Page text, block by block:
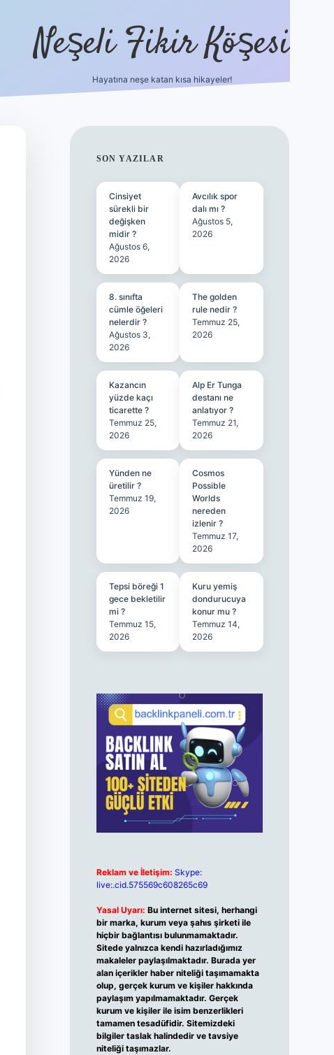
Neşeli Fikir Köşesi
Hayatına neşe katan kısa hikayeler!
SIDEBAR
SON YAZILAR
Cinsiyet
sürekli bir
değişken
midir ?
Ağustos 6,
2026
Avcılık spor
dalı mı ?
Ağustos 5,
2026
8. sınıfta
cümle öğeleri
nelerdir ?
Ağustos 3,
2026
The golden
rule nedir ?
Temmuz 25,
2026
Kazancın
yüzde kaçı
ticarette ?
Temmuz 25,
2026
Alp Er Tunga
destanı ne
anlatıyor ?
Temmuz 21,
2026
Yünden ne
üretilir ?
Temmuz 19,
2026
Cosmos
Possible
Worlds
nereden
izlenir ?
Temmuz 17,
2026
Tepsi böreği 1
gece bekletilir
mi ?
Temmuz 15,
2026
Kuru yemiş
dondurucuya
konur mu ?
Temmuz 14,
2026
Reklam ve İletişim: Skype:
live:.cid.575569c608265c69
Yasal Uyarı: Bu internet sitesi, herhangi
bir marka, kurum veya şahıs şirketi ile
hiçbir bağlantısı bulunmamaktadır.
Sitede yalnızca kendi hazırladığımız
makaleler paylaşılmaktadır. Burada yer
alan içerikler haber niteliği taşımamakta
olup, gerçek kurum ve kişiler hakkında
paylaşım yapılmamaktadır. Gerçek
kurum ve kişiler ile isim benzerlikleri
tamamen tesadüfidir. Sitemizdeki
bilgiler taslak halindedir ve tavsiye
niteliği taşımazlar.
ilbet giriş